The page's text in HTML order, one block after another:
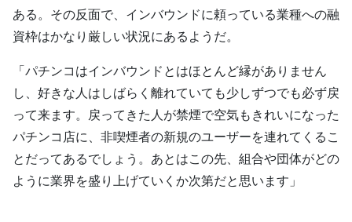
ある。その反面で、インバウンドに頼っている業種への融
資枠はかなり厳しい状況にあるようだ。
「パチンコはインバウンドとはほとんど縁がありません
し、好きな人はしばらく離れていても少しずつでも必ず戻
って来ます。戻ってきた人が禁煙で空気もきれいになった
パチンコ店に、非喫煙者の新規のユーザーを連れてくるこ
とだってあるでしょう。あとはこの先、組合や団体がどの
ように業界を盛り上げていくか次第だと思います」